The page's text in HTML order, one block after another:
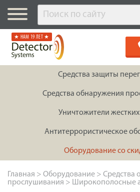
★ НАМ 19 ЛЕТ ★
Средства защиты
Средства обнаружения
Уничтожители
Антитеррористическое
Оборудование со
Главная > Оборудование > Средства
прослушивания > Широкополосные